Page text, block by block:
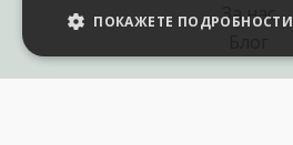
За нас
ПОКАЖЕТЕ ПОДРОБНОСТИ